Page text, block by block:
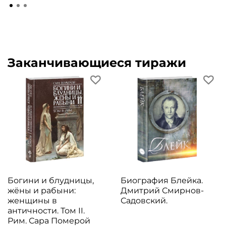
Заканчивающиеся тиражи
Богини и блудницы,
жёны и рабыни:
женщины в
античности. Том II.
Рим. Сара Померой
Биография Блейка.
Дмитрий Смирнов-
Садовский.